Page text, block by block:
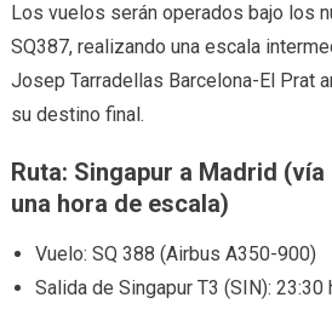
Los vuelos serán operados bajo los
SQ387, realizando una escala
Josep Tarradellas Barcelona-El Prat
su destino final.
Ruta: Singapur a Madrid
una hora de escala)
Vuelo: SQ 388 (Airbus A350-900)
Salida de Singapur T3 (SIN): 23:30